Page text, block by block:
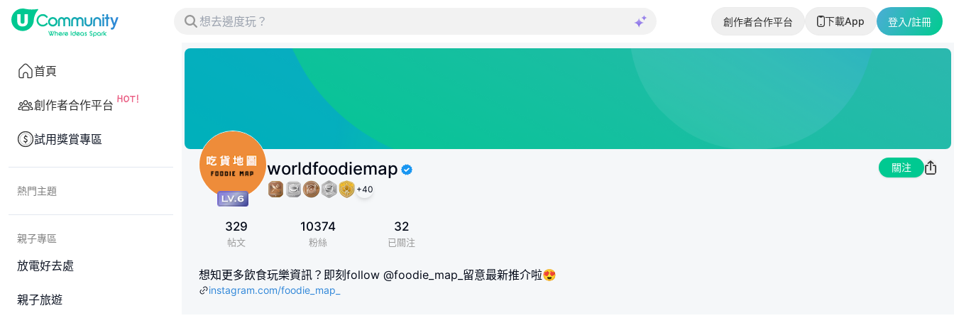
創作者合作平台 下載App 登入/註冊
首頁
創作者合作平台
試用獎賞專區
熱門主題
親子專區
放電好去處
親子旅遊
worldfoodiemap
+40
關注
329
帖文
10374
粉絲
32
已關注
想知更多飲食玩樂資訊？即刻follow @foodie_map_留意最新推介啦😍
instagram.com/foodie_map_